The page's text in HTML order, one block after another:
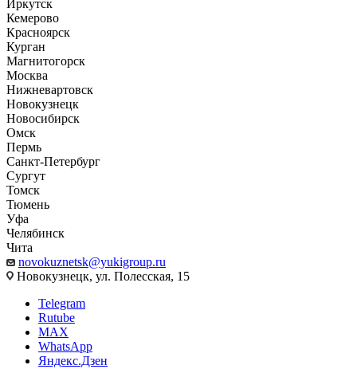
Иркутск
Кемерово
Красноярск
Курган
Магнитогорск
Москва
Нижневартовск
Новокузнецк
Новосибирск
Омск
Пермь
Санкт-Петербург
Сургут
Томск
Тюмень
Уфа
Челябинск
Чита
novokuznetsk@yukigroup.ru
Новокузнецк, ул. Полесская, 15
Telegram
Rutube
MAX
WhatsApp
Яндекс.Дзен